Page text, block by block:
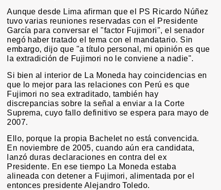
Aunque desde Lima afirman que el PS Ricardo Núñez
tuvo varias reuniones reservadas con el Presidente
García para conversar el "factor Fujimori", el senador
negó haber tratado el tema con el mandatario. Sin
embargo, dijo que "a título personal, mi opinión es que
la extradición de Fujimori no le conviene a nadie".
Si bien al interior de La Moneda hay coincidencias en
que lo mejor para las relaciones con Perú es que
Fujimori no sea extraditado, también hay
discrepancias sobre la señal a enviar a la Corte
Suprema, cuyo fallo definitivo se espera para mayo de
2007.
Ello, porque la propia Bachelet no está convencida.
En noviembre de 2005, cuando aún era candidata,
lanzó duras declaraciones en contra del ex
Presidente. En ese tiempo La Moneda estaba
alineada con detener a Fujimori, alimentada por el
entonces presidente Alejandro Toledo.